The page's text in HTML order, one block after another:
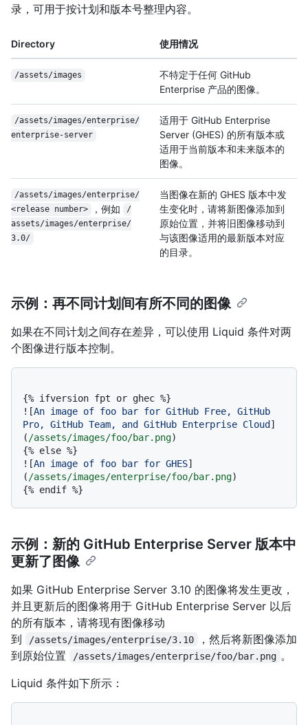
录，可用于按计划和版本号整理内容。
Directory 使用情况
/assets/images
不特定于任何 GitHub
Enterprise 产品的图像。
/assets/images/enterprise/
enterprise-server
适用于 GitHub Enterprise
Server (GHES) 的所有版本或
适用于当前版本和未来版本的
图像。
/assets/images/enterprise/
<release number>
，例如
/
assets/images/enterprise/
3.0/
当图像在新的 GHES 版本中发
生变化时，请将新图像添加到
原始位置，并将旧图像移动到
与该图像适用的最新版本对应
的目录。
示例：再不同计划间有所不同的图像
如果在不同计划之间存在差异，可以使用 Liquid 条件对两
个图像进行版本控制。
{% ifversion fpt or ghec %}
![An image of foo bar for GitHub Free, GitHub
Pro, GitHub Team, and GitHub Enterprise Cloud ]
( /assets/images/foo/bar.png)
{% else %}
![An image of foo bar for GHES]
( /assets/images/enterprise/foo/bar.png)
示例：新的 GitHub Enterprise Server 版本中
更新了图像
如果 GitHub Enterprise Server 3.10 的图像将发生更改，
并且更新后的图像将用于 GitHub Enterprise Server 以后
的所有版本，请将现有图像移动
到
/assets/images/enterprise/3.10
，然后将新图像添加
到原始位置
/assets/images/enterprise/foo/bar.png 。
Liquid 条件如下所示：